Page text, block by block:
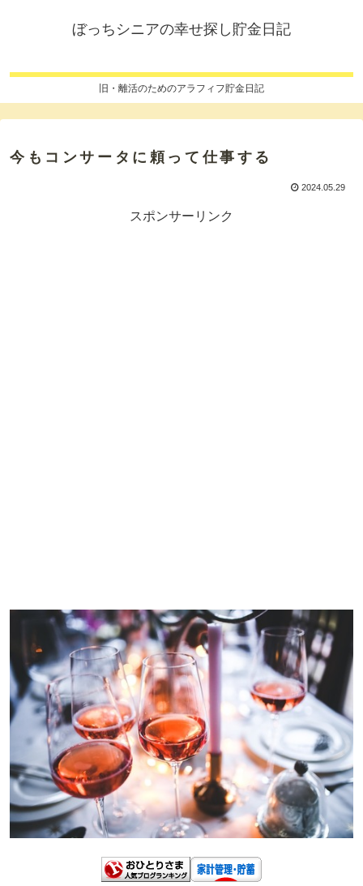
ぼっちシニアの幸せ探し貯金日記
旧・離活のためのアラフィフ貯金日記
今もコンサータに頼って仕事する
2024.05.29
スポンサーリンク